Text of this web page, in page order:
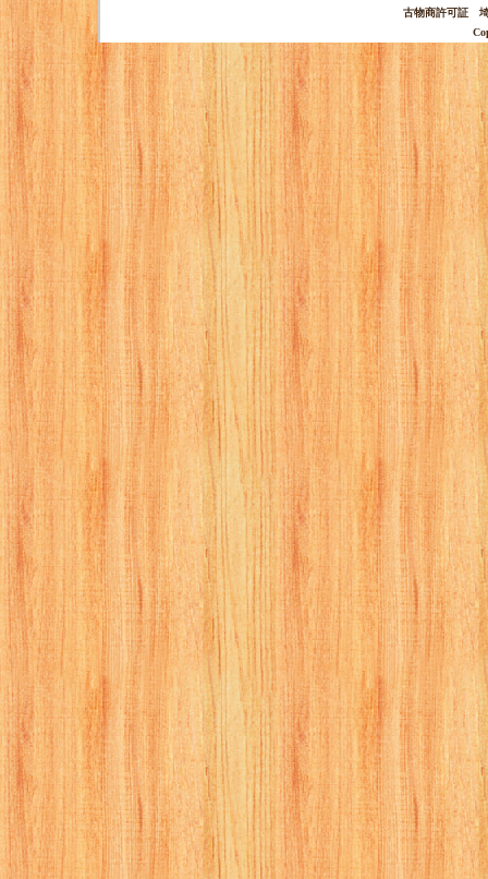
古物商許可証